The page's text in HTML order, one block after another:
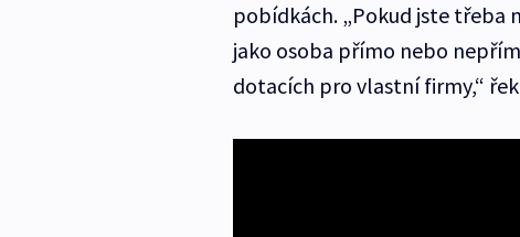
pobídkách. „Pokud jste třeba
jako osoba přímo nebo
dotacích pro vlastní firmy,“